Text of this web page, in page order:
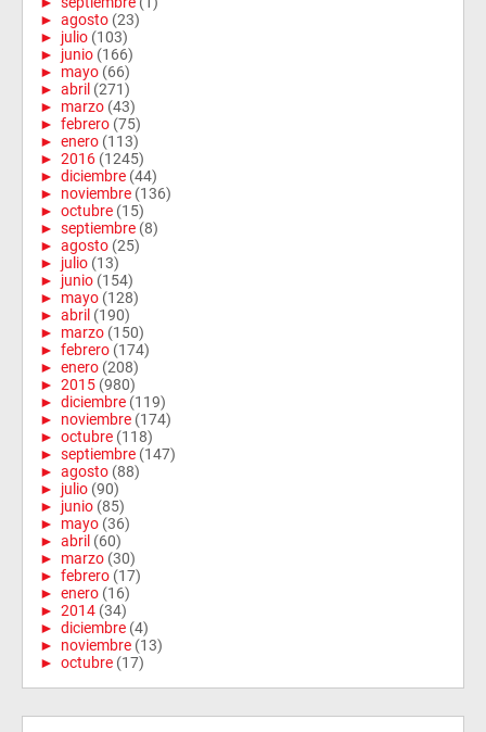
► agosto (23)
► julio (103)
► junio (166)
► mayo (66)
► abril (271)
► marzo (43)
► febrero (75)
► enero (113)
► 2016 (1245)
► diciembre (44)
► noviembre (136)
► octubre (15)
► septiembre (8)
► agosto (25)
► julio (13)
► junio (154)
► mayo (128)
► abril (190)
► marzo (150)
► febrero (174)
► enero (208)
► 2015 (980)
► diciembre (119)
► noviembre (174)
► octubre (118)
► septiembre (147)
► agosto (88)
► julio (90)
► junio (85)
► mayo (36)
► abril (60)
► marzo (30)
► febrero (17)
► enero (16)
► 2014 (34)
► diciembre (4)
► noviembre (13)
► octubre (17)